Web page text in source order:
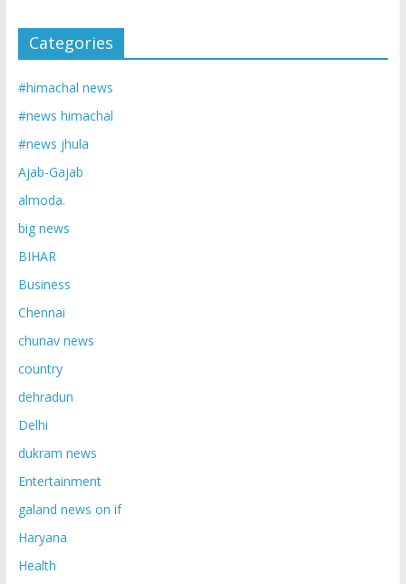
Categories
#himachal news
#news himachal
#news jhula
Ajab-Gajab
almoda.
big news
BIHAR
Business
Chennai
chunav news
country
dehradun
Delhi
dukram news
Entertainment
galand news on if
Haryana
Health